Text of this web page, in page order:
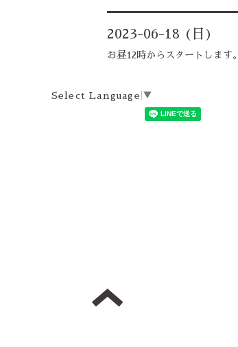
2023-06-18 (日)
お昼12時からスタートします。
Select Language ▼